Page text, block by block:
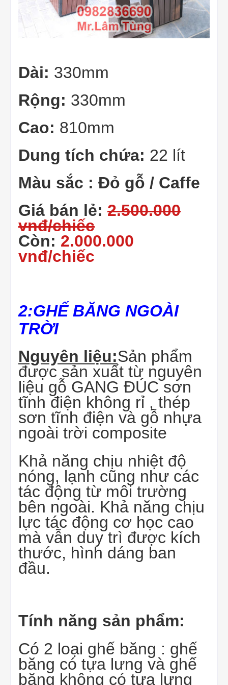
Dài: 330mm
Rộng: 330mm
Cao: 810mm
Dung tích chứa: 22 lít
Màu sắc : Đỏ gỗ / Caffe
Giá bán lẻ: 2.500.000
vnđ/chiếc
Còn: 2.000.000
vnđ/chiếc
2:GHẾ BĂNG NGOÀI
TRỜI
Nguyên liệu:Sản phẩm
được sản xuất từ nguyên
liệu gỗ GANG ĐÚC sơn
tĩnh điện không rỉ , thép
sơn tĩnh điện và gỗ nhựa
ngoài trời composite
Khả năng chịu nhiệt độ
nóng, lạnh cũng như các
tác động từ môi trường
bên ngoài. Khả năng chịu
lực tác động cơ học cao
mà vẫn duy trì được kích
thước, hình dáng ban
đầu.
Tính năng sản phẩm:
Có 2 loại ghế băng : ghế
băng có tựa lưng và ghế
băng không có tựa lưng